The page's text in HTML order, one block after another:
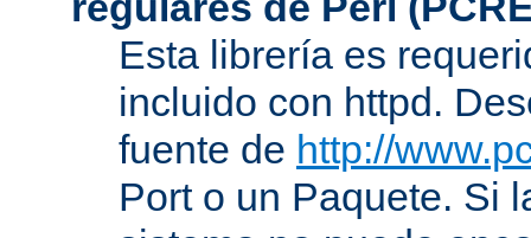
Esta librería es
incluido con httpd.
fuente de http://
Port o un Paquete. Si